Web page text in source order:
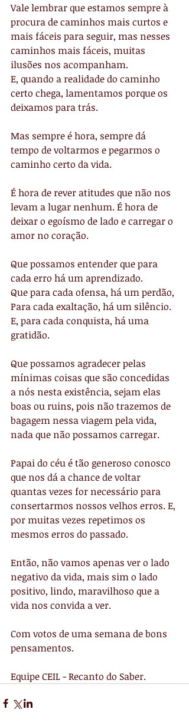
Vale lembrar que estamos sempre à
procura de caminhos mais curtos e
mais fáceis para seguir, mas nesses
caminhos mais fáceis, muitas
ilusões nos acompanham.
E, quando a realidade do caminho
certo chega, lamentamos porque os
deixamos para trás.
Mas sempre é hora, sempre dá
tempo de voltarmos e pegarmos o
caminho certo da vida.
É hora de rever atitudes que não nos
levam a lugar nenhum. É hora de
deixar o egoísmo de lado e carregar o
amor no coração.
Que possamos entender que para
cada erro há um aprendizado.
Que para cada ofensa, há um perdão,
Para cada exaltação, há um silêncio.
E, para cada conquista, há uma
gratidão.
Que possamos agradecer pelas
mínimas coisas que são concedidas
a nós nesta existência, sejam elas
boas ou ruins, pois não trazemos de
bagagem nessa viagem pela vida,
nada que não possamos carregar.
Papai do céu é tão generoso conosco
que nos dá a chance de voltar
quantas vezes for necessário para
consertarmos nossos velhos erros. E,
por muitas vezes repetimos os
mesmos erros do passado.
Então, não vamos apenas ver o lado
negativo da vida, mais sim o lado
positivo, lindo, maravilhoso que a
vida nos convida a ver.
Com votos de uma semana de bons
pensamentos.
Equipe CEIL - Recanto do Saber.